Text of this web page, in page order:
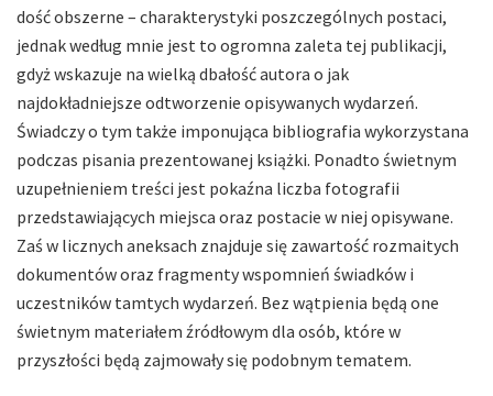
dość obszerne – charakterystyki poszczególnych postaci,
jednak według mnie jest to ogromna zaleta tej publikacji,
gdyż wskazuje na wielką dbałość autora o jak
najdokładniejsze odtworzenie opisywanych wydarzeń.
Świadczy o tym także imponująca bibliografia wykorzystana
podczas pisania prezentowanej książki. Ponadto świetnym
uzupełnieniem treści jest pokaźna liczba fotografii
przedstawiających miejsca oraz postacie w niej opisywane.
Zaś w licznych aneksach znajduje się zawartość rozmaitych
dokumentów oraz fragmenty wspomnień świadków i
uczestników tamtych wydarzeń. Bez wątpienia będą one
świetnym materiałem źródłowym dla osób, które w
przyszłości będą zajmowały się podobnym tematem.